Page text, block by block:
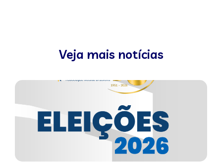
Veja mais notícias